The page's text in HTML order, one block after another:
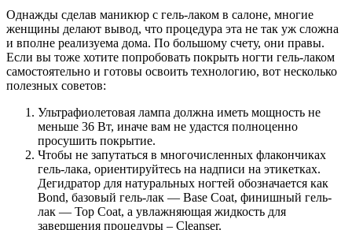
Однажды сделав маникюр с гель-лаком в салоне, многие
женщины делают вывод, что процедура эта не так уж сложна
и вполне реализуема дома. По большому счету, они правы.
Если вы тоже хотите попробовать покрыть ногти гель-лаком
самостоятельно и готовы освоить технологию, вот несколько
полезных советов:
Ультрафиолетовая лампа должна иметь мощность не
меньше 36 Вт, иначе вам не удастся полноценно
просушить покрытие.
Чтобы не запутаться в многочисленных флакончиках
гель-лака, ориентируйтесь на надписи на этикетках.
Дегидратор для натуральных ногтей обозначается как
Bond, базовый гель-лак — Base Coat, финишный гель-
лак — Top Coat, а увлажняющая жидкость для
завершения процедуры – Cleanser.